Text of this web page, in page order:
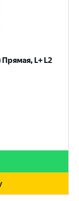
Прямая, L+ L2